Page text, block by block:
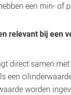
een min- of
relevant bij een
direct samen
een
worden